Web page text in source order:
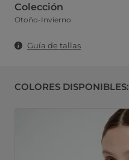
Colección
Otoño-Invierno
Guía de tallas
COLORES DISPONIBLES: